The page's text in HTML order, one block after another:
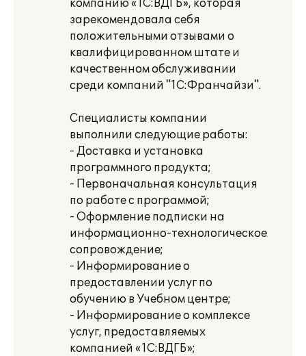
компанию «1С:ВДГБ», которая
зарекомендовала себя
положительными отзывами о
квалифицированном штате и
качественном обслуживании
среди компаний "1С:Франчайзи".
Специалисты компании
выполнили следующие работы:
- Доставка и установка
программного продукта;
- Первоначальная консультация
по работе с программой;
- Оформление подписки на
информационно-технологическое
сопровождение;
- Информирование о
предоставлении услуг по
обучению в Учебном центре;
- Информирование о комплексе
услуг, предоставляемых
компанией «1С:ВДГБ»;